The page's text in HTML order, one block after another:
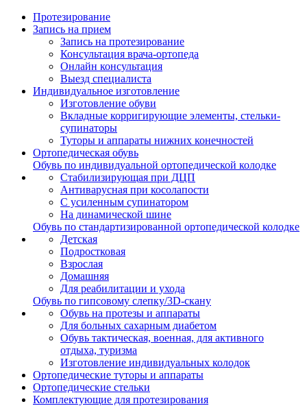
Протезирование
Запись на прием
Запись на протезирование
Консультация врача-ортопеда
Онлайн консультация
Выезд специалиста
Индивидуальное изготовление
Изготовление обуви
Вкладные корригирующие элементы, стельки-
супинаторы
Туторы и аппараты нижних конечностей
Ортопедическая обувь
Обувь по индивидуальной ортопедической колодке
Стабилизирующая при ДЦП
Антиварусная при косолапости
С усиленным супинатором
На динамической шине
Обувь по стандартизированной ортопедической колодке
Детская
Подростковая
Взрослая
Домашняя
Для реабилитации и ухода
Обувь по гипсовому слепку/3D-скану
Обувь на протезы и аппараты
Для больных сахарным диабетом
Обувь тактическая, военная, для активного
отдыха, туризма
Изготовление индивидуальных колодок
Ортопедические туторы и аппараты
Ортопедические cтельки
Комплектующие для протезирования